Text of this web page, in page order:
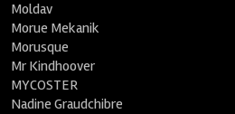
Moldav
Morue Mekanik
Morusque
Mr Kindhoover
MYCOSTER
Nadine Graudchibre